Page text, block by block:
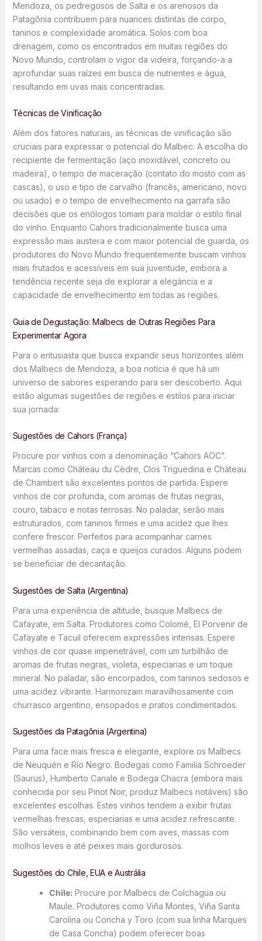
Mendoza, os pedregosos de Salta e os arenosos da
Patagônia contribuem para nuances distintas de corpo,
taninos e complexidade aromática. Solos com boa
drenagem, como os encontrados em muitas regiões do
Novo Mundo, controlam o vigor da videira, forçando-a a
aprofundar suas raízes em busca de nutrientes e água,
resultando em uvas mais concentradas.
Técnicas de Vinificação
Além dos fatores naturais, as técnicas de vinificação são
cruciais para expressar o potencial do Malbec. A escolha do
recipiente de fermentação (aço inoxidável, concreto ou
madeira), o tempo de maceração (contato do mosto com as
cascas), o uso e tipo de carvalho (francês, americano, novo
ou usado) e o tempo de envelhecimento na garrafa são
decisões que os enólogos tomam para moldar o estilo final
do vinho. Enquanto Cahors tradicionalmente busca uma
expressão mais austera e com maior potencial de guarda, os
produtores do Novo Mundo frequentemente buscam vinhos
mais frutados e acessíveis em sua juventude, embora a
tendência recente seja de explorar a elegância e a
capacidade de envelhecimento em todas as regiões.
Guia de Degustação: Malbecs de Outras Regiões Para
Experimentar Agora
Para o entusiasta que busca expandir seus horizontes além
dos Malbecs de Mendoza, a boa notícia é que há um
universo de sabores esperando para ser descoberto. Aqui
estão algumas sugestões de regiões e estilos para iniciar
sua jornada:
Sugestões de Cahors (França)
Procure por vinhos com a denominação “Cahors AOC”.
Marcas como Château du Cèdre, Clos Triguedina e Château
de Chambert são excelentes pontos de partida. Espere
vinhos de cor profunda, com aromas de frutas negras,
couro, tabaco e notas terrosas. No paladar, serão mais
estruturados, com taninos firmes e uma acidez que lhes
confere frescor. Perfeitos para acompanhar carnes
vermelhas assadas, caça e queijos curados. Alguns podem
se beneficiar de decantação.
Sugestões de Salta (Argentina)
Para uma experiência de altitude, busque Malbecs de
Cafayate, em Salta. Produtores como Colomé, El Porvenir de
Cafayate e Tacuil oferecem expressões intensas. Espere
vinhos de cor quase impenetrável, com um turbilhão de
aromas de frutas negras, violeta, especiarias e um toque
mineral. No paladar, são encorpados, com taninos sedosos e
uma acidez vibrante. Harmonizam maravilhosamente com
churrasco argentino, ensopados e pratos condimentados.
Sugestões da Patagônia (Argentina)
Para uma face mais fresca e elegante, explore os Malbecs
de Neuquén e Río Negro. Bodegas como Familia Schroeder
(Saurus), Humberto Canale e Bodega Chacra (embora mais
conhecida por seu Pinot Noir, produz Malbecs notáveis) são
excelentes escolhas. Estes vinhos tendem a exibir frutas
vermelhas frescas, especiarias e uma acidez refrescante.
São versáteis, combinando bem com aves, massas com
molhos leves e até peixes mais gordurosos.
Sugestões do Chile, EUA e Austrália
Chile:Procure por Malbecs de Colchagua ou
Maule. Produtores como Viña Montes, Viña Santa
Carolina ou Concha y Toro (com sua linha Marques
de Casa Concha) podem oferecer boas